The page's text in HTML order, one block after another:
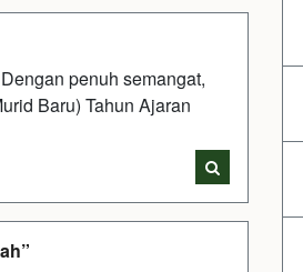
penuh semangat,
Baru) Tahun Ajaran